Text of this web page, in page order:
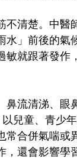
不清楚。中醫
」前後的氣
就跟著發作
流清涕、眼
兒童、青少
常合併氣喘或
，還會影響學